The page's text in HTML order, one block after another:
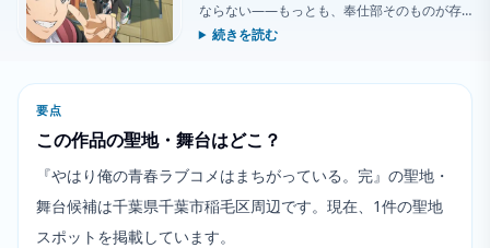
ならない――もっとも、奉仕部そのものが存
続できればの話だが!
続きを読む
要点
この作品の聖地・舞台はどこ？
『やはり俺の青春ラブコメはまちがっている。完』の聖地・
舞台候補は千葉県千葉市稲毛区周辺です。現在、1件の聖地
スポットを掲載しています。